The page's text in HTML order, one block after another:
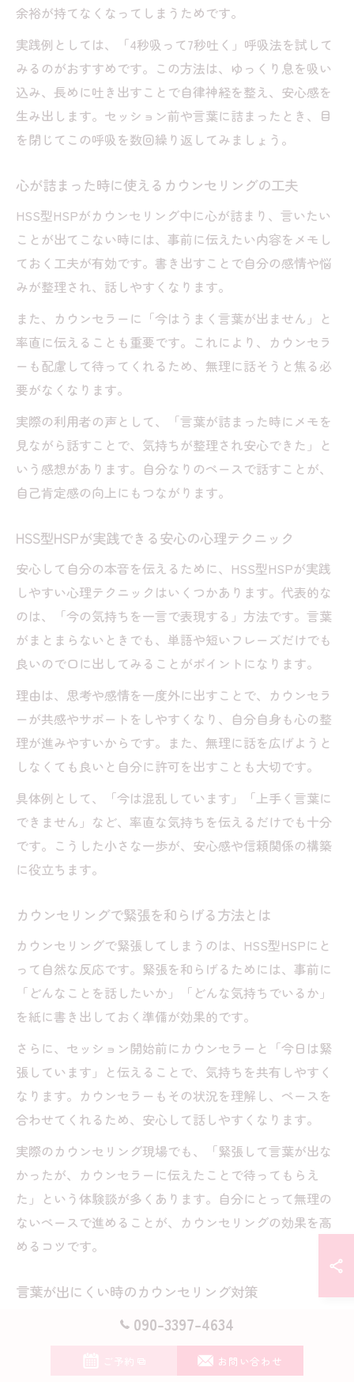
余裕が持てなくなってしまうためです。
実践例としては、「4秒吸って7秒吐く」呼吸法を試して
みるのがおすすめです。この方法は、ゆっくり息を吸い
込み、長めに吐き出すことで自律神経を整え、安心感を
生み出します。セッション前や言葉に詰まったとき、目
を閉じてこの呼吸を数回繰り返してみましょう。
心が詰まった時に使えるカウンセリングの工夫
HSS型HSPがカウンセリング中に心が詰まり、言いたい
ことが出てこない時には、事前に伝えたい内容をメモし
ておく工夫が有効です。書き出すことで自分の感情や悩
みが整理され、話しやすくなります。
また、カウンセラーに「今はうまく言葉が出ません」と
率直に伝えることも重要です。これにより、カウンセラ
ーも配慮して待ってくれるため、無理に話そうと焦る必
要がなくなります。
実際の利用者の声として、「言葉が詰まった時にメモを
見ながら話すことで、気持ちが整理され安心できた」と
いう感想があります。自分なりのペースで話すことが、
自己肯定感の向上にもつながります。
HSS型HSPが実践できる安心の心理テクニック
安心して自分の本音を伝えるために、HSS型HSPが実践
しやすい心理テクニックはいくつかあります。代表的な
のは、「今の気持ちを一言で表現する」方法です。言葉
がまとまらないときでも、単語や短いフレーズだけでも
良いので口に出してみることがポイントになります。
理由は、思考や感情を一度外に出すことで、カウンセラ
ーが共感やサポートをしやすくなり、自分自身も心の整
理が進みやすいからです。また、無理に話を広げようと
しなくても良いと自分に許可を出すことも大切です。
具体例として、「今は混乱しています」「上手く言葉に
できません」など、率直な気持ちを伝えるだけでも十分
です。こうした小さな一歩が、安心感や信頼関係の構築
に役立ちます。
カウンセリングで緊張を和らげる方法とは
カウンセリングで緊張してしまうのは、HSS型HSPにと
って自然な反応です。緊張を和らげるためには、事前に
「どんなことを話したいか」「どんな気持ちでいるか」
を紙に書き出しておく準備が効果的です。
さらに、セッション開始前にカウンセラーと「今日は緊
張しています」と伝えることで、気持ちを共有しやすく
なります。カウンセラーもその状況を理解し、ペースを
合わせてくれるため、安心して話しやすくなります。
実際のカウンセリング現場でも、「緊張して言葉が出な
かったが、カウンセラーに伝えたことで待ってもらえ
た」という体験談が多くあります。自分にとって無理の
ないペースで進めることが、カウンセリングの効果を高
めるコツです。
言葉が出にくい時のカウンセリング対策
言葉が詰まりやすいHSS型HSPの方は、事前に話したい
内容をリスト化して持参する、もしくは「今日はうまく
話せないかもしれません」と最初に伝えることで、プレ
090-3397-4634
ご予約 お問い合わせ